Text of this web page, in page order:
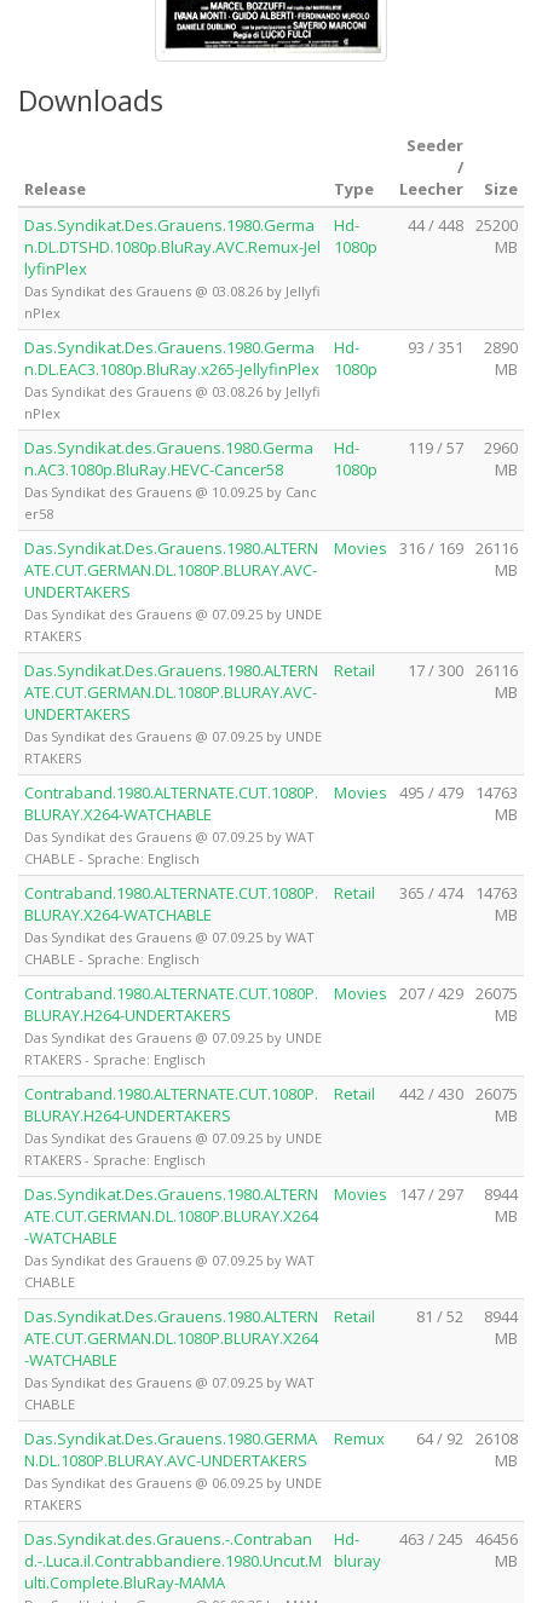
Downloads
Release Type
Seeder
/
Leecher
Size
Das.Syndikat.Des.Grauens.1980.Germa
n.DL.DTSHD.1080p.BluRay.AVC.Remux-Jel
lyfinPlex
Das Syndikat des Grauens @ 03.08.26 by Jellyfi
nPlex
Hd-
1080p
44 / 448 25200
MB
Das.Syndikat.Des.Grauens.1980.Germa
n.DL.EAC3.1080p.BluRay.x265-JellyfinPlex
Das Syndikat des Grauens @ 03.08.26 by Jellyfi
nPlex
Hd-
1080p
93 / 351
2890
MB
Das.Syndikat.des.Grauens.1980.Germa
n.AC3.1080p.BluRay.HEVC-Cancer58
Das Syndikat des Grauens @ 10.09.25 by Canc
er58
Hd-
1080p
119 / 57
2960
MB
Das.Syndikat.Des.Grauens.1980.ALTERN
ATE.CUT.GERMAN.DL.1080P.BLURAY.AVC-
UNDERTAKERS
Das Syndikat des Grauens @ 07.09.25 by UNDE
RTAKERS
Movies 316 / 169 26116
MB
Das.Syndikat.Des.Grauens.1980.ALTERN
ATE.CUT.GERMAN.DL.1080P.BLURAY.AVC-
UNDERTAKERS
Das Syndikat des Grauens @ 07.09.25 by UNDE
RTAKERS
Retail 17 / 300 26116
MB
Contraband.1980.ALTERNATE.CUT.1080P.
BLURAY.X264-WATCHABLE
Das Syndikat des Grauens @ 07.09.25 by WAT
CHABLE - Sprache: Englisch
Movies 495 / 479
14763
MB
Contraband.1980.ALTERNATE.CUT.1080P.
BLURAY.X264-WATCHABLE
Das Syndikat des Grauens @ 07.09.25 by WAT
CHABLE - Sprache: Englisch
Retail 365 / 474
14763
MB
Contraband.1980.ALTERNATE.CUT.1080P.
BLURAY.H264-UNDERTAKERS
Das Syndikat des Grauens @ 07.09.25 by UNDE
RTAKERS - Sprache: Englisch
Movies 207 / 429 26075
MB
Contraband.1980.ALTERNATE.CUT.1080P.
BLURAY.H264-UNDERTAKERS
Das Syndikat des Grauens @ 07.09.25 by UNDE
RTAKERS - Sprache: Englisch
Retail 442 / 430 26075
MB
Das.Syndikat.Des.Grauens.1980.ALTERN
ATE.CUT.GERMAN.DL.1080P.BLURAY.X264
-WATCHABLE
Das Syndikat des Grauens @ 07.09.25 by WAT
CHABLE
Movies 147 / 297
8944
MB
Das.Syndikat.Des.Grauens.1980.ALTERN
ATE.CUT.GERMAN.DL.1080P.BLURAY.X264
-WATCHABLE
Das Syndikat des Grauens @ 07.09.25 by WAT
CHABLE
Retail 81 / 52
8944
MB
Das.Syndikat.Des.Grauens.1980.GERMA
N.DL.1080P.BLURAY.AVC-UNDERTAKERS
Das Syndikat des Grauens @ 06.09.25 by UNDE
RTAKERS
Remux 64 / 92 26108
MB
Das.Syndikat.des.Grauens.-.Contraban
d.-.Luca.il.Contrabbandiere.1980.Uncut.M
ulti.Complete.BluRay-MAMA
Hd-
bluray
463 / 245
46456
MB